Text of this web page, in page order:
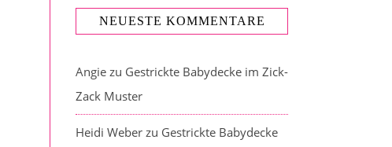
NEUESTE KOMMENTARE
Angie zu Gestrickte Babydecke im Zick-
Zack Muster
Heidi Weber zu Gestrickte Babydecke